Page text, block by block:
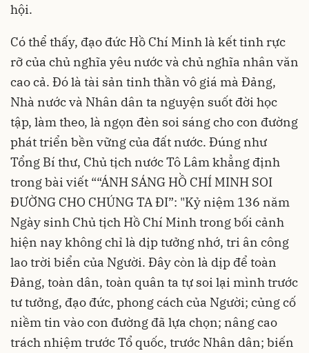
hội.
Có thể thấy, đạo đức Hồ Chí Minh là kết tinh rực
rỡ của chủ nghĩa yêu nước và chủ nghĩa nhân văn
cao cả. Đó là tài sản tinh thần vô giá mà Đảng,
Nhà nước và Nhân dân ta nguyện suốt đời học
tập, làm theo, là ngọn đèn soi sáng cho con đường
phát triển bền vững của đất nước. Đúng như
Tổng Bí thư, Chủ tịch nước Tô Lâm khẳng định
trong bài viết ““ÁNH SÁNG HỒ CHÍ MINH SOI
ĐƯỜNG CHO CHÚNG TA ĐI”: "Kỷ niệm 136 năm
Ngày sinh Chủ tịch Hồ Chí Minh trong bối cảnh
hiện nay không chỉ là dịp tưởng nhớ, tri ân công
lao trời biển của Người. Đây còn là dịp để toàn
Đảng, toàn dân, toàn quân ta tự soi lại mình trước
tư tưởng, đạo đức, phong cách của Người; củng cố
niềm tin vào con đường đã lựa chọn; nâng cao
trách nhiệm trước Tổ quốc, trước Nhân dân; biến